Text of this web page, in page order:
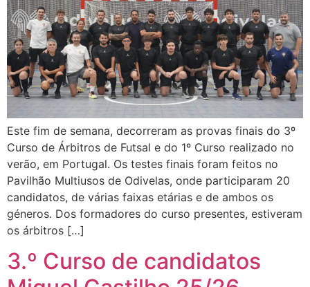
Este fim de semana, decorreram as provas finais do 3º
Curso de Árbitros de Futsal e do 1º Curso realizado no
verão, em Portugal. Os testes finais foram feitos no
Pavilhão Multiusos de Odivelas, onde participaram 20
candidatos, de várias faixas etárias e de ambos os
géneros. Dos formadores do curso presentes, estiveram
os árbitros […]
3.º Curso de candidatos